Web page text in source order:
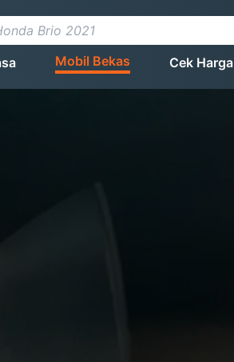
Mobil Bekas Cek Harga